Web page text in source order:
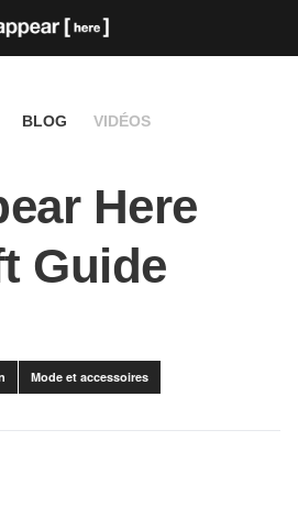
BLOG VIDÉOS
Here
Guide
Mode et accessoires